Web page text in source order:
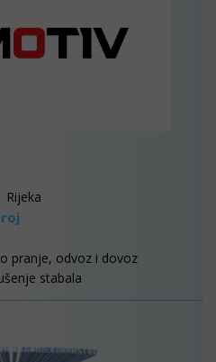
pranje, odvoz i dovoz
stabala